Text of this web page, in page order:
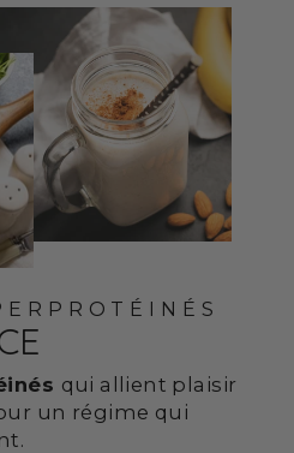
qui allient plaisir
un régime qui